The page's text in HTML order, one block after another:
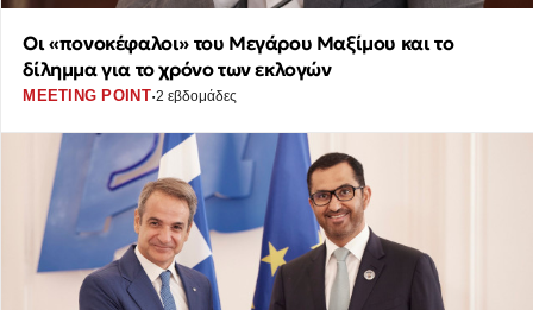
Οι «πονοκέφαλοι» του Μεγάρου Μαξίμου και το
δίλημμα για το χρόνο των εκλογών
MEETING POINT·2 εβδομάδες